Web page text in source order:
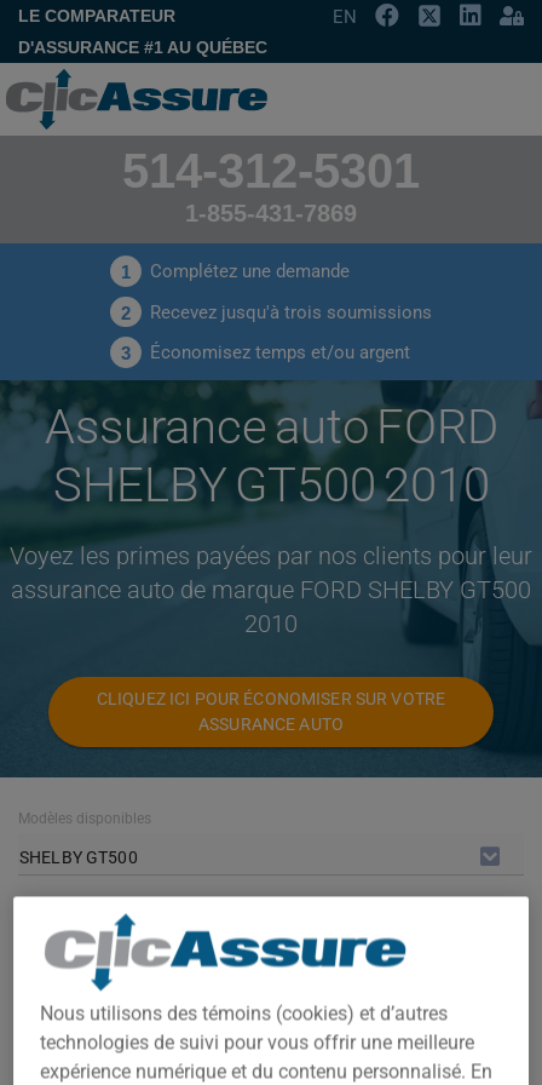
LE COMPARATEUR
D'ASSURANCE #1 AU QUÉBEC
EN
514-312-5301
1-855-431-7869
1 Complétez une demande
2 Recevez jusqu'à trois soumissions
3 Économisez temps et/ou argent
Assurance auto FORD
SHELBY GT500 2010
Voyez les primes payées par nos clients pour leur
assurance auto de marque FORD SHELBY GT500
2010
CLIQUEZ ICI POUR ÉCONOMISER SUR VOTRE
ASSURANCE AUTO
Modèles disponibles
SHELBY GT500
2010
Villes
TOUTES LES VILLES
Nous utilisons des témoins (cookies) et d’autres
technologies de suivi pour vous offrir une meilleure
expérience numérique et du contenu personnalisé. En